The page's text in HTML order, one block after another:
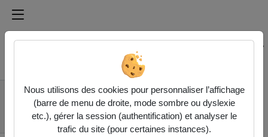
Médiathèque de l'université Paris
Rechercher un média sur Médiathèque de l'université
Accueil
Vidéos
François Duteil :
Nucléaire et
environnement…
Nous utilisons des cookies pour personnaliser l’affichage
(barre de menu de droite, mode sombre ou dyslexie
etc.), gérer la session (authentification) et analyser le
trafic du site (pour certaines instances).